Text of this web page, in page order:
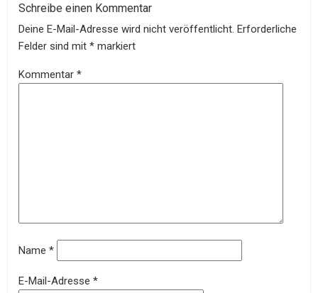
Schreibe einen Kommentar
Deine E-Mail-Adresse wird nicht veröffentlicht. Erforderliche
Felder sind mit * markiert
Kommentar *
Name *
E-Mail-Adresse *